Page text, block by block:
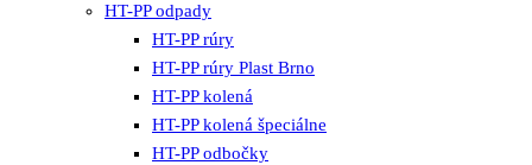
HT-PP odpady
HT-PP rúry
HT-PP rúry Plast Brno
HT-PP kolená
HT-PP kolená špeciálne
HT-PP odbočky